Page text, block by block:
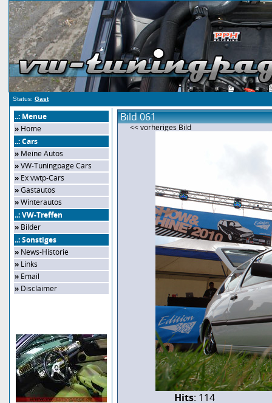
Status: Gast
..: Menue
» Home
..: Cars
» Meine Autos
»VW-Tuningpage Cars
» Ex vwtp-Cars
»Gastautos
»Winterautos
..: VW-Treffen
» Bilder
..: Sonstiges
» News-Historie
» Links
» Email
» Disclaimer
Bild 061
<< vorheriges Bild
Hits: 114